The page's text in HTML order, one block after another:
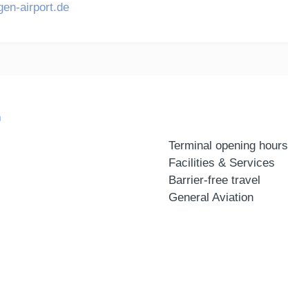
airport.de
Terminal opening hours
Facilities & Services
Barrier-free travel
General Aviation